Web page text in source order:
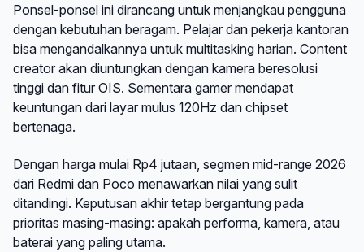
Ponsel-ponsel ini dirancang untuk menjangkau pengguna
dengan kebutuhan beragam. Pelajar dan pekerja kantoran
bisa mengandalkannya untuk multitasking harian. Content
creator akan diuntungkan dengan kamera beresolusi
tinggi dan fitur OIS. Sementara gamer mendapat
keuntungan dari layar mulus 120Hz dan chipset
bertenaga.
Dengan harga mulai Rp4 jutaan, segmen mid-range 2026
dari Redmi dan Poco menawarkan nilai yang sulit
ditandingi. Keputusan akhir tetap bergantung pada
prioritas masing-masing: apakah performa, kamera, atau
baterai yang paling utama.